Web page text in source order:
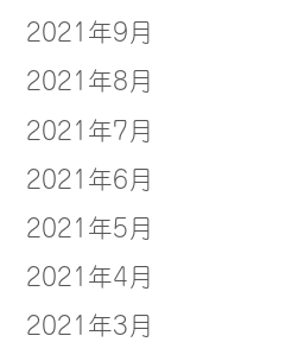
2021年9月
2021年8月
2021年7月
2021年6月
2021年5月
2021年4月
2021年3月